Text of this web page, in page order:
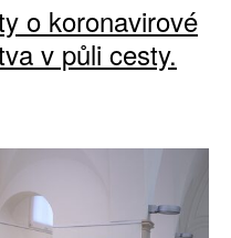
o koronavirové
v půli cesty.